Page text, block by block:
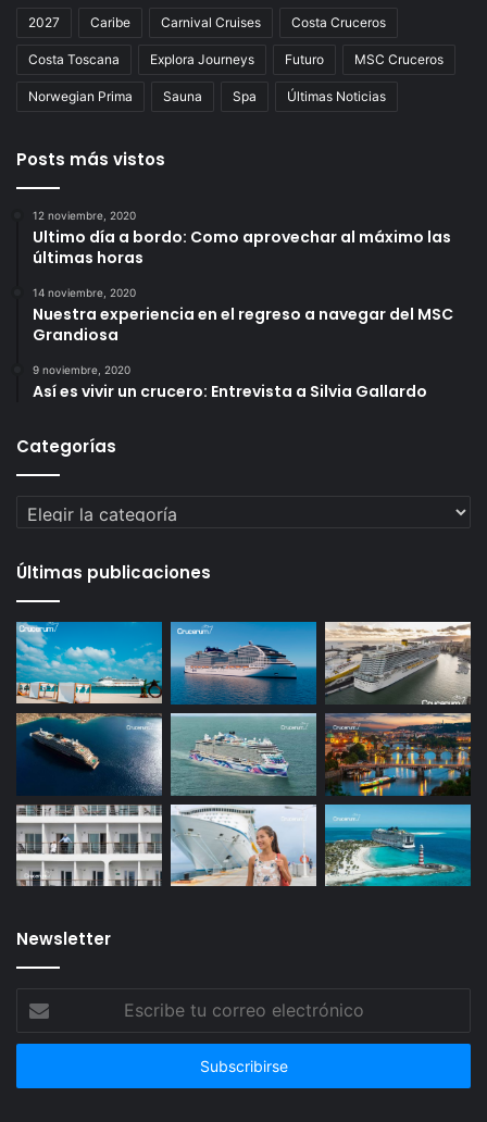
2027 Caribe Carnival Cruises Costa Cruceros
Costa Toscana Explora Journeys Futuro MSC Cruceros
Norwegian Prima Sauna Spa Últimas Noticias
Posts más vistos
12 noviembre, 2020
Ultimo día a bordo: Como aprovechar al máximo las
últimas horas
14 noviembre, 2020
Nuestra experiencia en el regreso a navegar del MSC
Grandiosa
9 noviembre, 2020
Así es vivir un crucero: Entrevista a Silvia Gallardo
Categorías
Categorías
Últimas publicaciones
Newsletter
correo